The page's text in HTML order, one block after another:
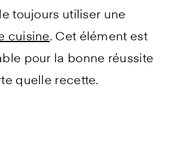
toujours utiliser une
cuisine. Cet élément est
pour la bonne réussite
quelle recette.